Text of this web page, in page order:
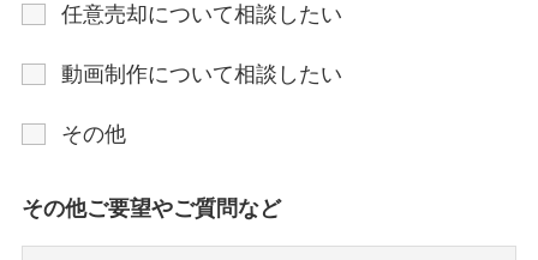
任意売却について相談したい
動画制作について相談したい
その他
その他ご要望やご質問など